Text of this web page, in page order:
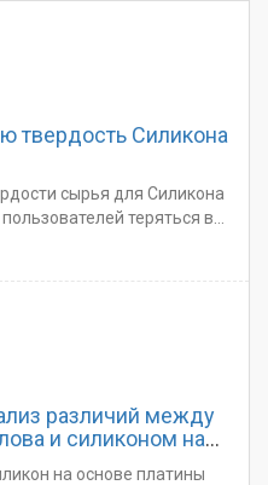
твердость Силикона
сырья для Силикона
теряться в
силикона
различий между
и силиконом на
на основе платины